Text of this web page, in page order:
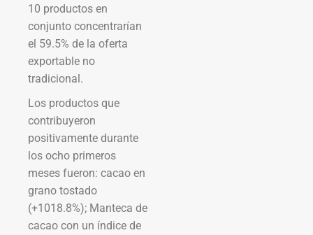
10 productos en
conjunto concentrarían
el 59.5% de la oferta
exportable no
tradicional.
Los productos que
contribuyeron
positivamente durante
los ocho primeros
meses fueron: cacao en
grano tostado
(+1018.8%); Manteca de
cacao con un índice de